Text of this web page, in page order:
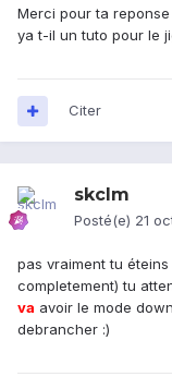
Merci pour ta
ya t-il un tuto pour le
Citer
skclm
Posté(e) 21
pas vraiment tu
completement) tu
va avoir le mode
debrancher :)